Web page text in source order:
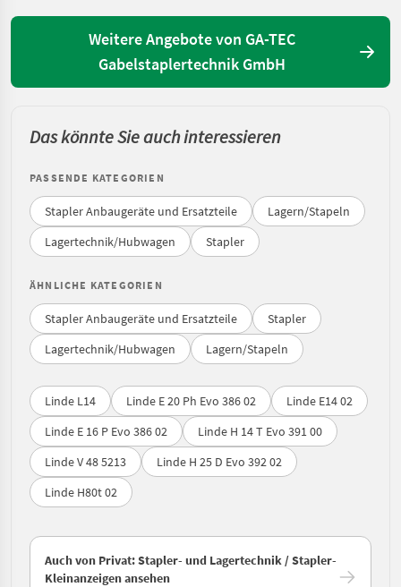
Weitere Angebote von GA-TEC
Gabelstaplertechnik GmbH
Das könnte Sie auch interessieren
PASSENDE KATEGORIEN
Stapler Anbaugeräte und Ersatzteile
Lagern/Stapeln
Lagertechnik/Hubwagen
Stapler
ÄHNLICHE KATEGORIEN
Stapler Anbaugeräte und Ersatzteile
Stapler
Lagertechnik/Hubwagen
Lagern/Stapeln
Linde L14 Linde E 20 Ph Evo 386 02
Linde E14 02
Linde E 16 P Evo 386 02
Linde H 14 T Evo 391 00
Linde V 48 5213
Linde H 25 D Evo 392 02
Linde H80t 02
Auch von Privat: Stapler- und Lagertechnik / Stapler-
Kleinanzeigen ansehen